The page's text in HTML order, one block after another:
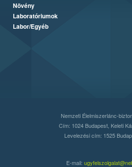
Növény
Laboratóriumok
Labor/Egyéb
Nemzeti Élelmiszerlánc-
Cím: 1024 Budapest, Keleti
Levelezési cím: 1525
E-mail: